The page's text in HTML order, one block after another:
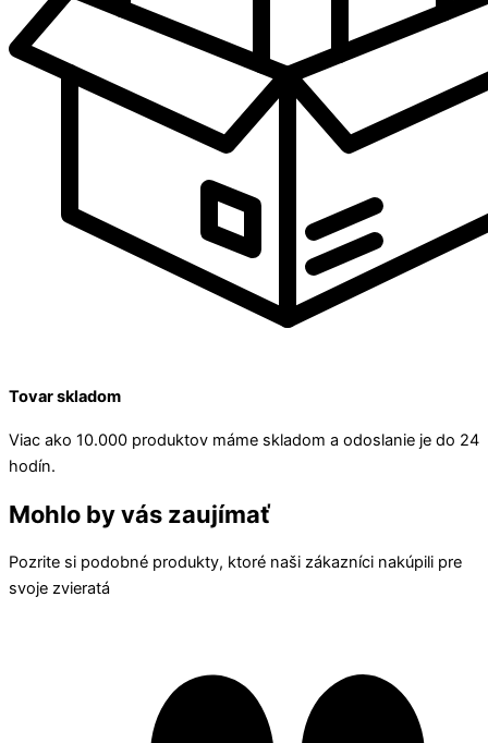
Tovar skladom
Viac ako 10.000 produktov máme skladom a odoslanie je do 24
hodín.
Mohlo by vás zaujímať
Pozrite si podobné produkty, ktoré naši zákazníci nakúpili pre
svoje zvieratá